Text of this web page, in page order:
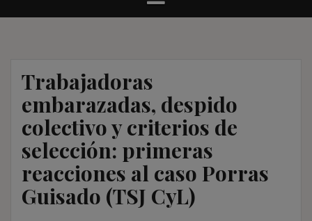
Trabajadoras
embarazadas, despido
colectivo y criterios de
selección: primeras
reacciones al caso Porras
Guisado (TSJ CyL)